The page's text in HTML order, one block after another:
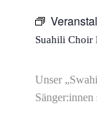
Suahili Choir
Unser